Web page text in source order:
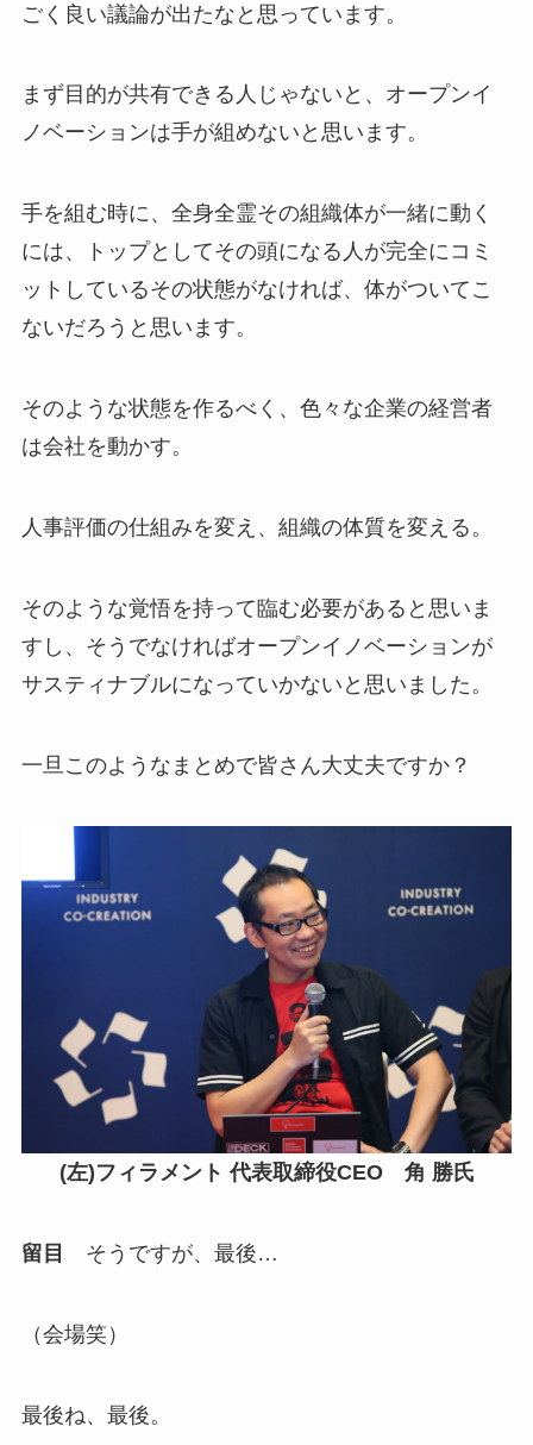
ごく良い議論が出たなと思っています。
まず目的が共有できる人じゃないと、オープンイ
ノベーションは手が組めないと思います。
手を組む時に、全身全霊その組織体が一緒に動く
には、トップとしてその頭になる人が完全にコミ
ットしているその状態がなければ、体がついてこ
ないだろうと思います。
そのような状態を作るべく、色々な企業の経営者
は会社を動かす。
人事評価の仕組みを変え、組織の体質を変える。
そのような覚悟を持って臨む必要があると思いま
すし、そうでなければオープンイノベーションが
サスティナブルになっていかないと思いました。
一旦このようなまとめで皆さん大丈夫ですか？
(左)フィラメント 代表取締役CEO 角 勝氏
留目 そうですが、最後…
（会場笑）
最後ね、最後。